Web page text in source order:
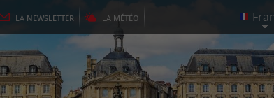
LA NEWSLETTER LA MÉTÉO